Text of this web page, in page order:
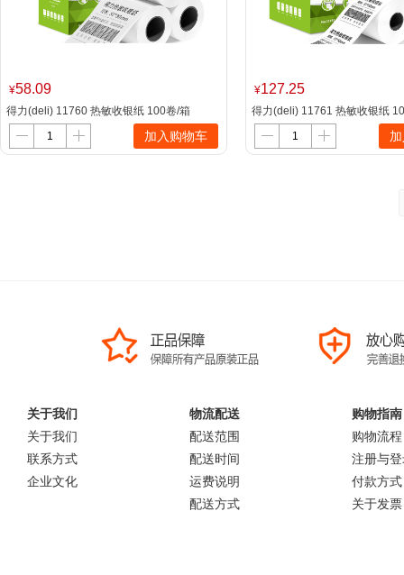
¥58.09
得力(deli) 11760 热敏收银纸 100卷/箱
57mm*30mm*6m 白色
加入购物车
¥127.25
得力(deli) 11761 热敏收银纸
57mm*50mm*17m 白色
关于我们
关于我们
联系方式
企业文化
物流配送
配送范围
配送时间
运费说明
配送方式
购物指南
购物流程
注册与
付款方式
关于发票